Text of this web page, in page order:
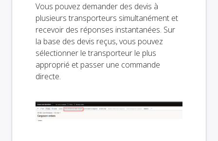
Vous pouvez demander des devis à
plusieurs transporteurs simultanément et
recevoir des réponses instantanées. Sur
la base des devis reçus, vous pouvez
sélectionner le transporteur le plus
approprié et passer une commande
directe.